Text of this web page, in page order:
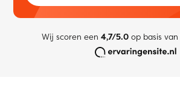
Wij scoren een 4,7/5.0op basis van